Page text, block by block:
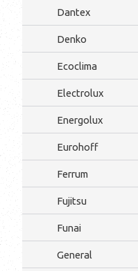
Dantex
Denko
Ecoclima
Electrolux
Energolux
Eurohoff
Ferrum
Fujitsu
Funai
General